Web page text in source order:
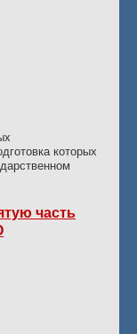
которых
часть